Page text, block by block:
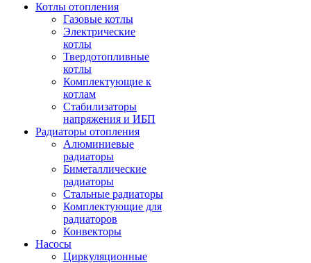
Котлы отопления
Газовые котлы
Электрические
котлы
Твердотопливные
котлы
Комплектующие к
котлам
Стабилизаторы
напряжения и ИБП
Радиаторы отопления
Алюминиевые
радиаторы
Биметаллические
радиаторы
Стальные радиаторы
Комплектующие для
радиаторов
Конвекторы
Насосы
Циркуляционные